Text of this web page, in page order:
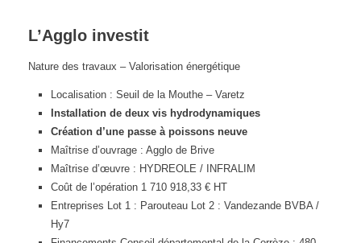
L’Agglo investit
Nature des travaux – Valorisation énergétique
Localisation : Seuil de la Mouthe – Varetz
Installation de deux vis hydrodynamiques
Création d’une passe à poissons neuve
Maîtrise d’ouvrage : Agglo de Brive
Maîtrise d’œuvre : HYDREOLE / INFRALIM
Coût de l’opération 1 710 918,33 € HT
Entreprises Lot 1 : Parouteau Lot 2 : Vandezande BVBA /
Hy7